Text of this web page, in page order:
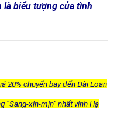
là biểu tượng của tình
20% chuyến bay đến Đài Loan
“Sang-xịn-mịn” nhất vịnh Hạ